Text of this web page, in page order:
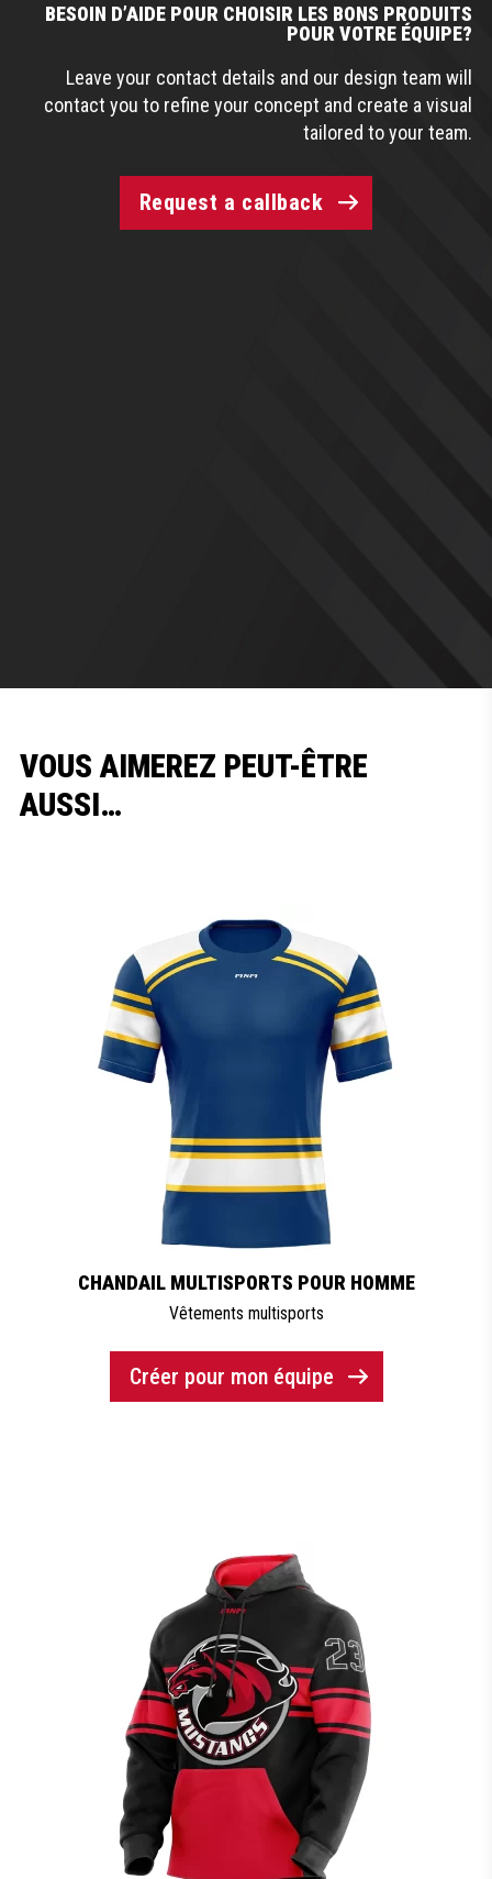
BESOIN D’AIDE POUR CHOISIR LES BONS PRODUITS
POUR VOTRE ÉQUIPE?
Leave your contact details and our design team will
contact you to refine your concept and create a visual
tailored to your team.
Request a callback
VOUS AIMEREZ PEUT-ÊTRE
AUSSI…
CHANDAIL MULTISPORTS POUR HOMME
Vêtements multisports
Créer pour mon équipe